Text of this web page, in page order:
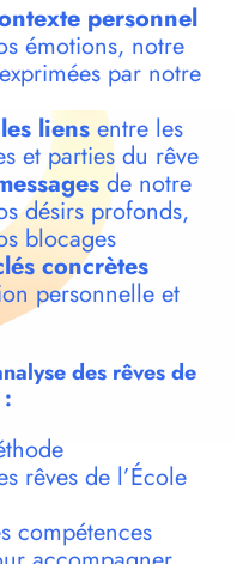
personnel
émotions, notre
par notre
liensentre les
et parties du rêve
de notre
désirs profonds,
blocages
concrètes
personnelle et
des rêves de
rêves de l’École
compétences